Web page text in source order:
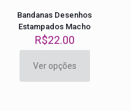
Bandanas Desenhos
Estampados Macho
R$22.00
Ver opções
produto